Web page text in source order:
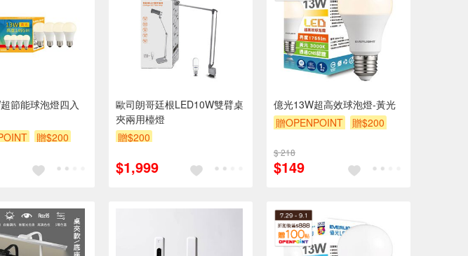
節能球泡燈四入
贈$200
歐司朗哥廷根LED10W雙臂桌
夾兩用檯燈
贈$200
$1,999
億光13W超高效球泡燈-黃光
贈OPENPOINT
贈$200
$ 218
$149